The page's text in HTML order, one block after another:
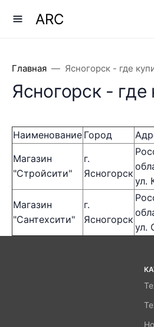
ARC
Главная Ясногорск - где
Ясногорск - где
Наименование Город
Магазин
"Стройсити"
г.
Ясногорск
ул.
Магазин
"Сантехсити"
г.
Ясногорск
ул.